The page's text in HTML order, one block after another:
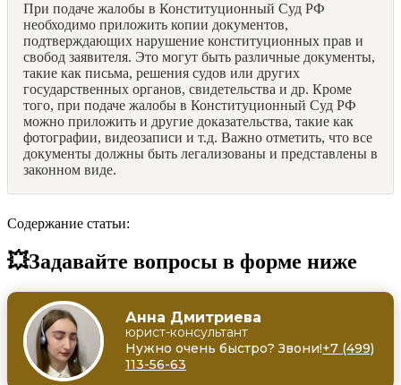
При подаче жалобы в Конституционный Суд РФ
необходимо приложить копии документов,
подтверждающих нарушение конституционных прав и
свобод заявителя. Это могут быть различные документы,
такие как письма, решения судов или других
государственных органов, свидетельства и др. Кроме
того, при подаче жалобы в Конституционный Суд РФ
можно приложить и другие доказательства, такие как
фотографии, видеозаписи и т.д. Важно отметить, что все
документы должны быть легализованы и представлены в
законном виде.
Содержание статьи:
💥Задавайте вопросы в форме ниже